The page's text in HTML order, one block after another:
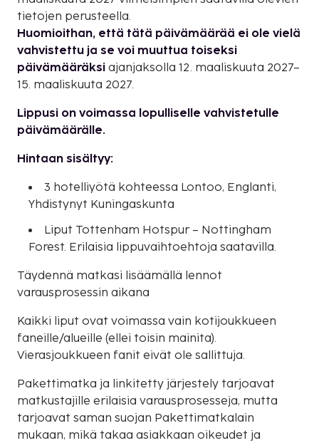
tietojen perusteella.
Huomioithan, että tätä päivämäärää ei ole vielä
vahvistettu ja se voi muuttua toiseksi
päivämääräksi ajanjaksolla 12. maaliskuuta 2027–
15. maaliskuuta 2027.
Lippusi on voimassa lopulliselle vahvistetulle
päivämäärälle.
Hintaan sisältyy:
3 hotelliyötä kohteessa Lontoo, Englanti,
Yhdistynyt Kuningaskunta
Liput Tottenham Hotspur – Nottingham
Forest. Erilaisia lippuvaihtoehtoja saatavilla.
Täydennä matkasi lisäämällä lennot
varausprosessin aikana
Kaikki liput ovat voimassa vain kotijoukkueen
faneille/alueille (ellei toisin mainita).
Vierasjoukkueen fanit eivät ole sallittuja.
Pakettimatka ja linkitetty järjestely tarjoavat
matkustajille erilaisia varausprosesseja, mutta
tarjoavat saman suojan Pakettimatkalain
mukaan, mikä takaa asiakkaan oikeudet ja